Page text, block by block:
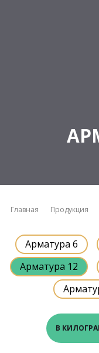
Главная Продукция
Арматура 6
Арматура 12
В